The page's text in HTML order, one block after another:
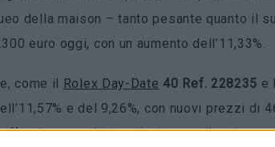
della maison – tanto pesante quanto il
euro oggi, con un aumento dell’11,33%.
come il Rolex Day-Date 40 Ref. 228235 e
e del 9,26%, con nuovi prezzi di
. In entrambi i casi, si tratta di un